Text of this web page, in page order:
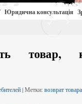
Юридична консультація
товар,
| Метки: возврат товара